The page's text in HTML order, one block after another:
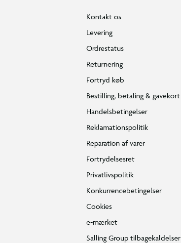
Kontakt os
Levering
Ordrestatus
Returnering
Fortryd køb
Bestilling, betaling & gavekort
Handelsbetingelser
Reklamationspolitik
Reparation af varer
Fortrydelsesret
Privatlivspolitik
Konkurrencebetingelser
Cookies
e-mærket
Salling Group tilbagekaldelser